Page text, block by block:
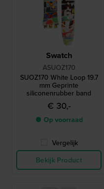
Swatch
ASUOZ170
SUOZ170 White Loop 19.7
mm Geprinte
siliconenrubber band
€ 30,-
● Op voorraad
Vergelijk
Bekijk Product